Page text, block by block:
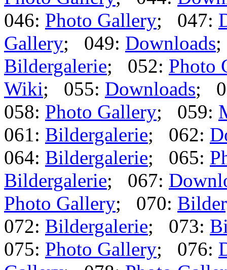
046: Photo Gallery; 047:
Gallery; 049: Downloads
Bildergalerie; 052: Photo
Wiki; 055: Downloads;
058: Photo Gallery; 059:
061: Bildergalerie; 062:
064: Bildergalerie; 065:
Bildergalerie; 067:
Photo Gallery; 070:
072: Bildergalerie; 073:
075: Photo Gallery; 076: